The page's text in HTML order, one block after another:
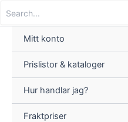
innehåll
for:
Mitt konto
Prislistor & kataloger
Hur handlar jag?
Fraktpriser